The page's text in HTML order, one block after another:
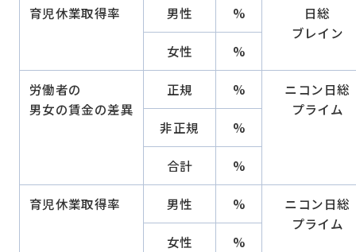
育児休業取得率 男性 %
日総
ブレイン
女性
%
労働者の
男女の賃金の差異
正規 %
ニコン日総
プライム
非正規
%
合計 %
育児休業取得率 男性 %
ニコン日総
プライム
女性
%